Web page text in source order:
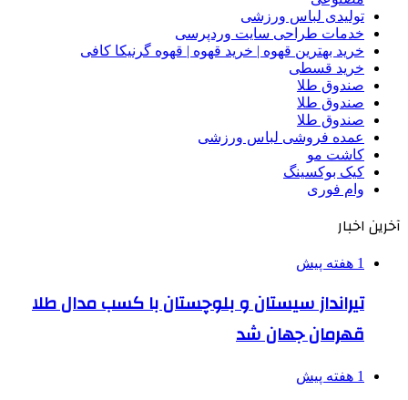
تولیدی لباس ورزشی
خدمات طراحی سایت وردپرسی
خرید بهترین قهوه | خرید قهوه | قهوه گرنیکا کافی
خرید قسطی
صندوق طلا
صندوق طلا
صندوق طلا
عمده فروشی لباس ورزشی
کاشت مو
کیک بوکسینگ
وام فوری
آخرین اخبار
1 هفته پیش
تیرانداز سیستان و بلوچستان با کسب مدال طلا
قهرمان جهان شد
1 هفته پیش